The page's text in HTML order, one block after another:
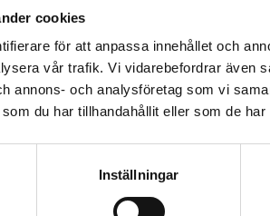
cookies
för att anpassa innehållet och
vår trafik. Vi vidarebefordrar även
annons- och analysföretag som vi
du har tillhandahållit eller som de
Inställningar
på restauranger och
regleringen om certifierade
var att försvåra för fusk. Av
positiva till både
infördes. Visita har länge
av dem eftersom mycket
Skatteverket ville
gjord av PWC och Hui